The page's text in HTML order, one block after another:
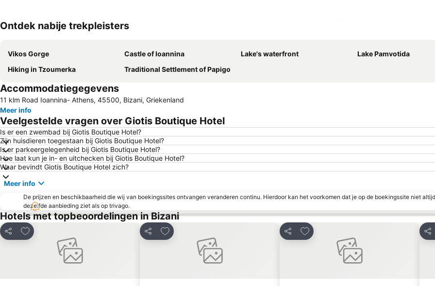
Ontdek nabije trekpleisters
Vikos Gorge Castle of Ioannina Lake's waterfront
Lake Pamvotida
Hiking in Tzoumerka
Traditional Settlement of Papigo
Accommodatiegegevens
11 klm Road Ioannina- Athens, 45500, Bizani, Griekenland
Meer info
Veelgestelde vragen over Giotis Boutique Hotel
Is er een zwembad bij Giotis Boutique Hotel?
Zijn huisdieren toegestaan bij Giotis Boutique Hotel?
Is er parkeergelegenheid bij Giotis Boutique Hotel?
Hoe laat kun je in- en uitchecken bij Giotis Boutique Hotel?
Waar bevindt Giotis Boutique Hotel zich?
Meer info
De prijzen en beschikbaarheid die wij van boekingssites ontvangen veranderen continu. Hierdoor kan het voorkomen dat je op de boekingssite niet
dezelfde aanbieding ziet als op trivago.
Hotels met topbeoordelingen in Bizani
Delen
Toevoegen aan favorieten
Delen
Toevoegen aan favorieten
Delen
Toevoegen aan favorieten